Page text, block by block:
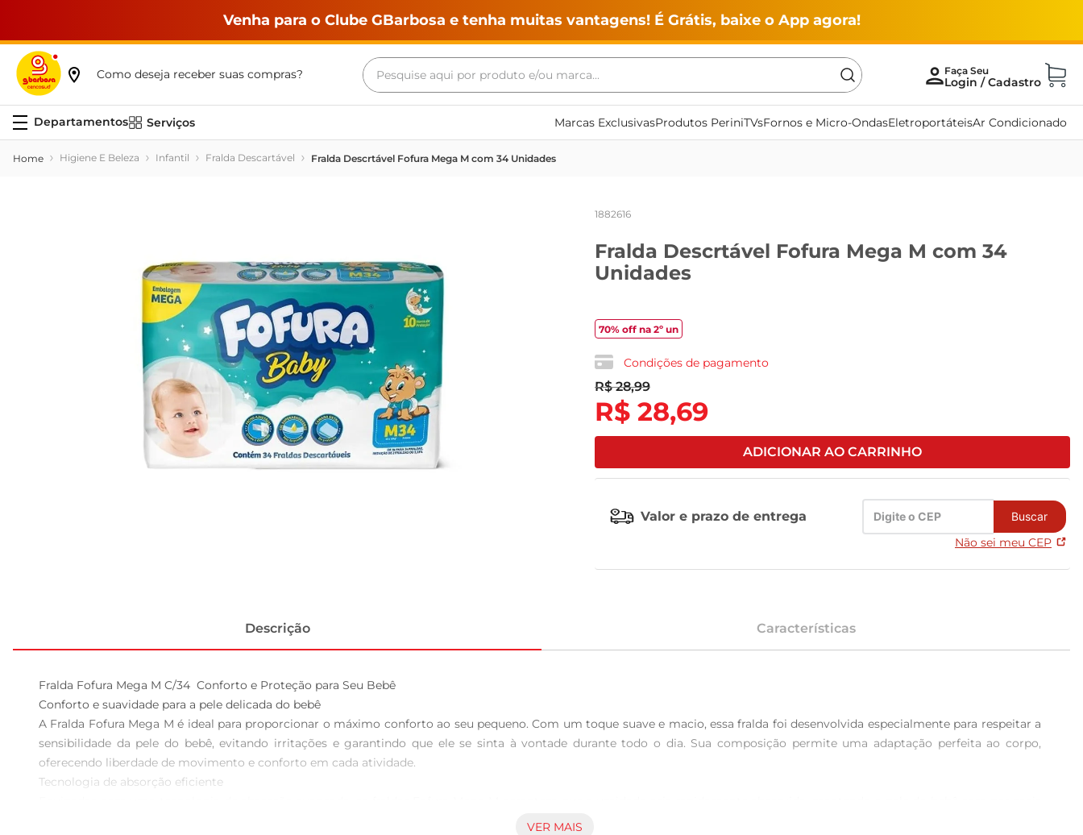
Venha para o Clube GBarbosa e tenha muitas vantagens! É Grátis, baixe o App agora!
Como deseja receber suas compras?
Pesquise aqui por produto e/ou marca...
Serviços Marcas ExclusivasProdutos PeriniTVsFornos e Micro-OndasEletroportáteisAr Condicionado
Higiene E Beleza Infantil Fralda Descartável Fralda Descrtável Fofura Mega M com 34 Unidades
1882616
Fralda Descrtável Fofura Mega M com 34
Unidades
70% off na 2º un
Condições de pagamento
R$ 28,99
R$ 28,69
ADICIONAR AO CARRINHO
Valor e prazo de entrega Buscar
Não sei meu CEP
Descrição Características
Fralda Fofura Mega M C/34  Conforto e Proteção para Seu Bebê
Conforto e suavidade para a pele delicada do bebê
A Fralda Fofura Mega M é ideal para proporcionar o máximo conforto ao seu pequeno. Com um toque suave e macio, essa fralda foi desenvolvida especialmente para respeitar a
sensibilidade da pele do bebê, evitando irritações e garantindo que ele se sinta à vontade durante todo o dia. Sua composição permite uma adaptação perfeita ao corpo,
oferecendo liberdade de movimento e conforto em cada atividade.
Tecnologia de absorção eficiente
tempo. Isso é essencial para prevenir desconfortos e garantir noites tranquilas de sono. A camada interna é projetada para proporcionar uma sensação de secura, enquanto a
VER MAIS
Termos mais buscados
maquina lavar
frango
leite
vinho
leite pó
tv